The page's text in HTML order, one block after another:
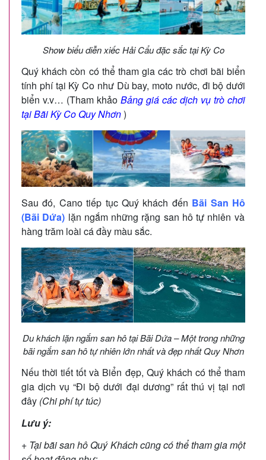
Show biểu diễn xiếc Hải Cẩu đặc sắc tại Kỳ Co
Quý khách còn có thể tham gia các trò chơi bãi biển
tính phí tại Kỳ Co như Dù bay, moto nước, đi bộ dưới
biển v.v… (Tham khảo Bảng giá các dịch vụ trò chơi
tại Bãi Kỳ Co Quy Nhơn)
Sau đó, Cano tiếp tục Quý khách đến Bãi San Hô
(Bãi Dứa) lặn ngắm những rặng san hô tự nhiên và
hàng trăm loài cá đầy màu sắc.
Du khách lặn ngắm san hô tại Bãi Dứa – Một trong những
bãi ngắm san hô tự nhiên lớn nhất và đẹp nhất Quy Nhơn
Nếu thời tiết tốt và Biển đẹp, Quý khách có thể tham
gia dịch vụ “Đi bộ dưới đại dương” rất thú vị tại nơi
đây (Chi phí tự túc)
Lưu ý:
+ Tại bãi san hô Quý Khách cũng có thể tham gia một